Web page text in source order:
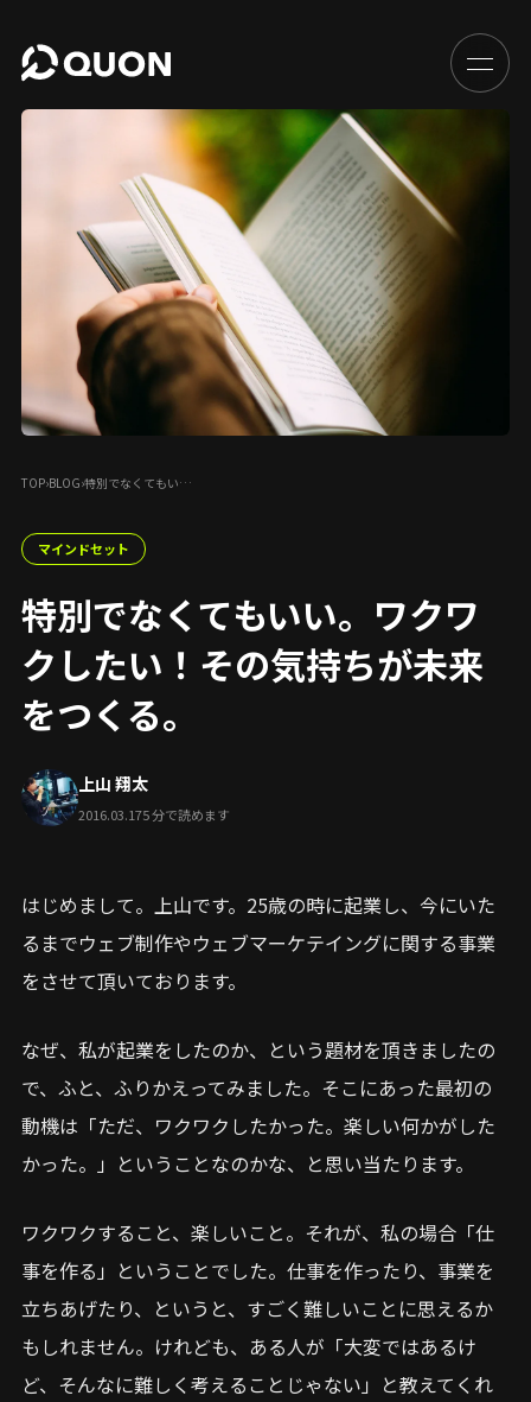
TOP›BLOG›特別でなくてもい…
マインドセット
特別でなくてもいい。ワクワ
クしたい！その気持ちが未来
をつくる。
上山 翔太
2016.03.175 分で読めます
はじめまして。上山です。25歳の時に起業し、今にいた
るまでウェブ制作やウェブマーケテイングに関する事業
をさせて頂いております。
なぜ、私が起業をしたのか、という題材を頂きましたの
で、ふと、ふりかえってみました。そこにあった最初の
動機は「ただ、ワクワクしたかった。楽しい何かがした
かった。」ということなのかな、と思い当たります。
ワクワクすること、楽しいこと。それが、私の場合「仕
事を作る」ということでした。仕事を作ったり、事業を
立ちあげたり、というと、すごく難しいことに思えるか
もしれません。けれども、ある人が「大変ではあるけ
ど、そんなに難しく考えることじゃない」と教えてくれ